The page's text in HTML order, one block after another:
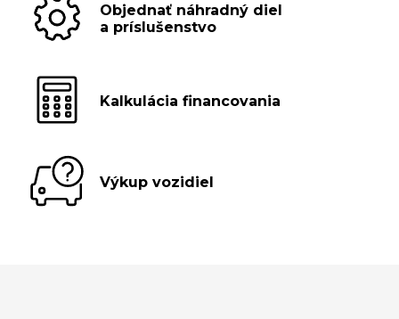
Objednať náhradný diel
a príslušenstvo
Kalkulácia financovania
Výkup vozidiel